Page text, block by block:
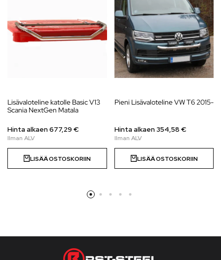
Lisävaloteline katolle Basic V13
Scania NextGen Matala
Hinta alkaen677,29 €
LISÄÄ OSTOSKORIIN
Pieni Lisävaloteline VW T6 2015-
Hinta alkaen 354,58 €
LISÄÄ OSTOSKORIIN